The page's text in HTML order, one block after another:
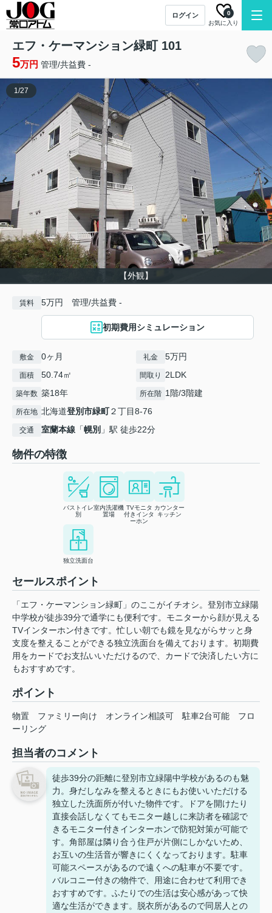
ログイン
お気に入り
0
エフ・ケーマンション緑町 101
5万円 管理/共益費 -
【外観】
1/27
賃料 5万円 管理/共益費 -
初期費用シミュレーション
敷金 0ヶ月 礼金 5万円
面積 50.74㎡ 間取り 2LDK
築年数 築18年 所在階 1階/3階建
所在地 北海道登別市緑町２丁目8-76
交通 室蘭本線 「幌別 」駅 徒歩22分
物件の特徴
バストイレ
別
室内洗濯機
置場
TVモニタ
付きインタ
ーホン
カウンター
キッチン
独立洗面台
セールスポイント
「エフ・ケーマンション緑町」のここがイチオシ。登別市立緑陽
中学校が徒歩39分で通学にも便利です。モニターから顔が見える
TVインターホン付きです。忙しい朝でも鏡を見ながらサッと身
支度を整えることができる独立洗面台を備えております。初期費
用をカードでお支払いいただけるので、カードで決済したい方に
もおすすめです。
ポイント
物置 ファミリー向け オンライン相談可 駐車2台可能
フロ
ーリング
担当者のコメント
徒歩39分の距離に登別市立緑陽中学校があるのも魅
力。身だしなみを整えるときにもお使いいただける
独立した洗面所が付いた物件です。ドアを開けたり
直接会話しなくてもモニター越しに来訪者を確認で
きるモニター付きインターホンで防犯対策が可能で
す。角部屋は隣り合う住戸が片側にしかないため、
お互いの生活音が響きにくくなっております。駐車
可能スペースがあるので遠くへの駐車が不要です。
バルコニー付きの物件で、用途に合わせて利用でき
おすすめです。ふたりでの生活は安心感があって快
適な生活ができます。脱衣所があるので同居人との